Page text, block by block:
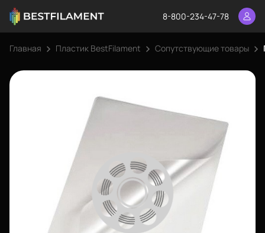
8-800-234-47-78
Главная Пластик BestFilament Сопутствующие товары